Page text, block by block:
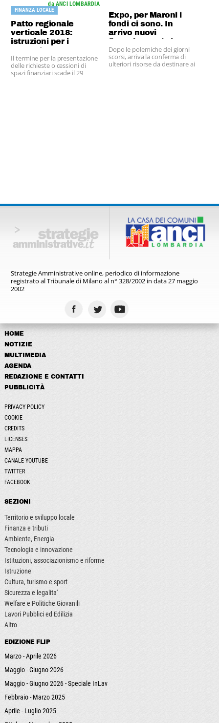
da ANCI LOMBARDIA
FINANZA LOCALE
Patto regionale
verticale 2018:
istruzioni per i
Comuni
Il termine per la presentazione
delle richieste o cessioni di
spazi finanziari scade il 29
Expo, per Maroni i
fondi ci sono. In
arrivo nuovi
finanziamenti ai
progetti dei territori
Dopo le polemiche dei giorni
scorsi, arriva la conferma di
ulteriori risorse da destinare ai
Strategie Amministrative online, periodico di informazione
registratoal Tribunale di Milano al n° 328/2002 in data 27 maggio
2002
HOME
NOTIZIE
MULTIMEDIA
AGENDA
REDAZIONE E CONTATTI
PUBBLICITÀ
PRIVACY POLICY
COOKIE
CREDITS
LICENSES
MAPPA
CANALE YOUTUBE
TWITTER
FACEBOOK
SEZIONI
Territorio e sviluppo locale
Finanza e tributi
Ambiente, Energia
Tecnologia e innovazione
Istituzioni, associazionismo e riforme
Istruzione
Cultura, turismo e sport
Sicurezza e legalita'
Welfare e Politiche Giovanili
Lavori Pubblici ed Edilizia
Altro
EDIZIONE FLIP
Marzo - Aprile 2026
Maggio - Giugno 2026
Maggio - Giugno 2026 - Speciale InLav
Febbraio - Marzo 2025
Aprile - Luglio 2025